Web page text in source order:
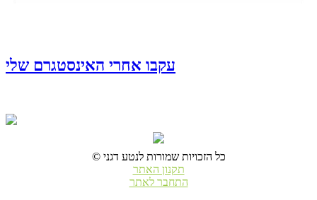
עקבו אחרי האינסטגרם שלי
© כל הזכויות שמורות לנטע דגני
תקנון האתר
התחבר לאתר